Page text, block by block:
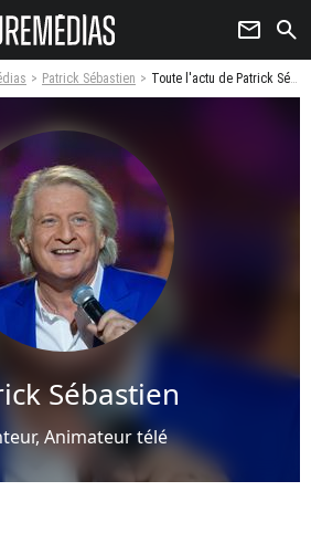
newsletter search
Patrick Sébastien Toute l'actu de Patrick Sébastien
Sébastien
Animateur télé